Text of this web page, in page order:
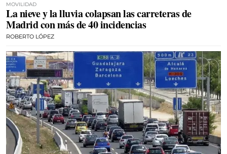
MOVILIDAD
La nieve y la lluvia colapsan las carreteras de
Madrid con más de 40 incidencias
ROBERTO LÓPEZ